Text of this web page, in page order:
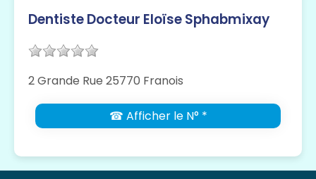
Dentiste Docteur Eloïse Sphabmixay
2 Grande Rue 25770 Franois
☎ Afficher le N° *